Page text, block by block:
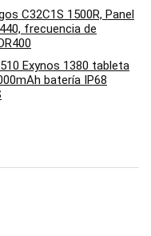
C32C1S 1500R, Panel
frecuencia de
Exynos 1380 tableta
batería IP68